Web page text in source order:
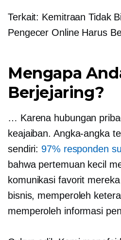
Terkait: Kemitraan Tidak
Pengecer Online Harus
Mengapa
Berjejaring?
… Karena hubungan
keajaiban. Angka-angka
sendiri: 97% responden
bahwa pertemuan kecil
komunikasi favorit
bisnis, memperoleh
memperoleh informasi